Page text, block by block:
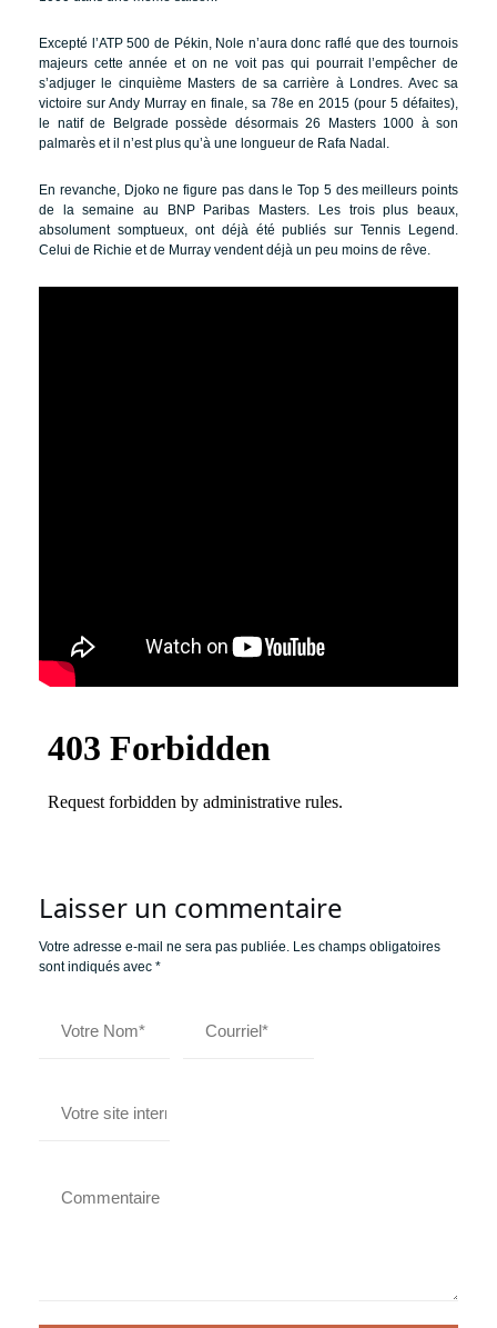
Excepté l’ATP 500 de Pékin, Nole n’aura donc raflé que des tournois
majeurs cette année et on ne voit pas qui pourrait l’empêcher de
s’adjuger le cinquième Masters de sa carrière à Londres. Avec sa
victoire sur Andy Murray en finale, sa 78e en 2015 (pour 5 défaites),
le natif de Belgrade possède désormais 26 Masters 1000 à son
palmarès et il n’est plus qu’à une longueur de Rafa Nadal.
En revanche, Djoko ne figure pas dans le Top 5 des meilleurs points
de la semaine au BNP Paribas Masters. Les trois plus beaux,
absolument somptueux, ont déjà été publiés sur Tennis Legend.
Celui de Richie et de Murray vendent déjà un peu moins de rêve.
Laisser un commentaire
Votre adresse e-mail ne sera pas publiée. Les champs obligatoires
sont indiqués avec *